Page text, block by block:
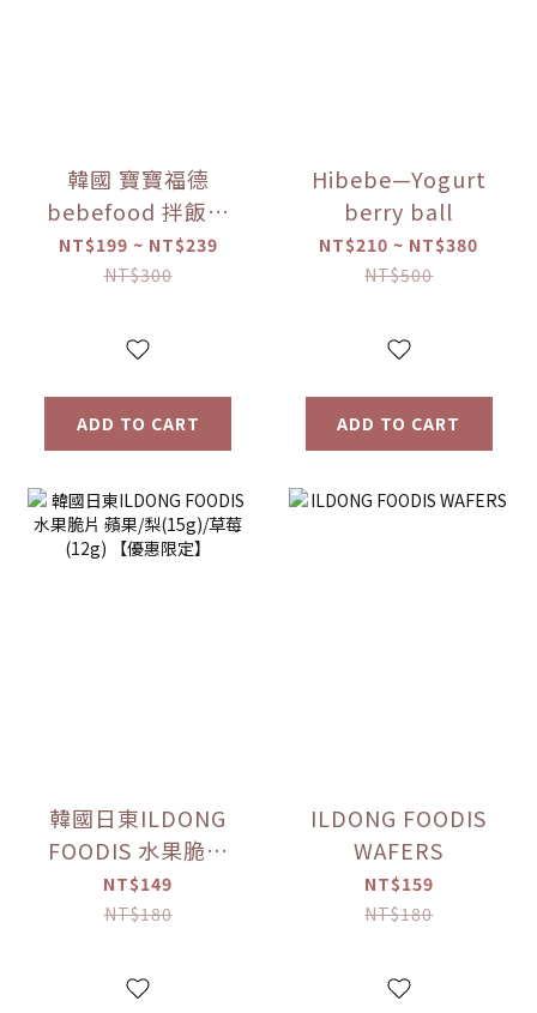
韓國 寶寶福德
bebefood 拌飯料
蔬菜/海味 (28g)
【優惠限定】-(限
NT$199 ~ NT$239
NT$300
ADD TO CART
Hibebe—Yogurt
berry ball
NT$210 ~ NT$380
NT$500
ADD TO CART
韓國日東ILDONG
FOODIS 水果脆片
蘋果/梨(15g)/草莓
(12g) 【優惠限定】
NT$149
NT$180
ILDONG FOODIS
WAFERS
NT$159
NT$180